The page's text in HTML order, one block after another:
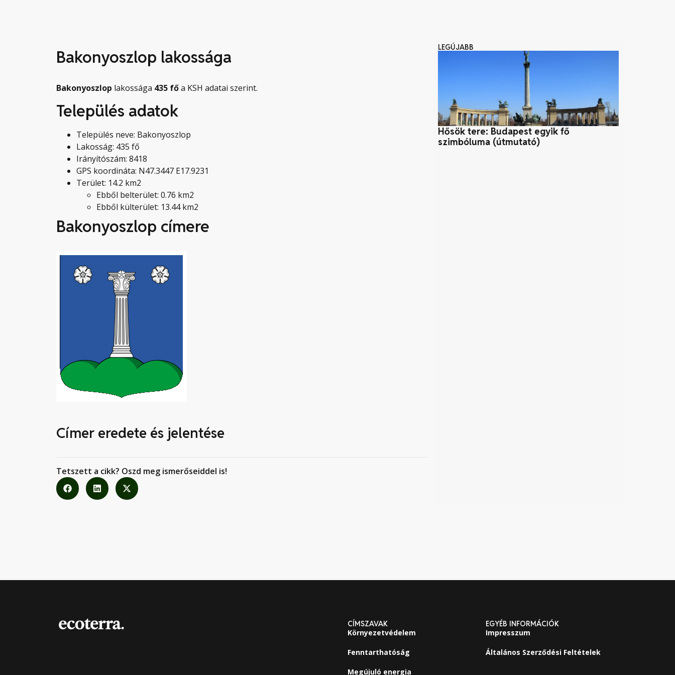
Bakonyoszlop lakossága
Bakonyoszlop lakossága 435 főa KSH adatai szerint.
Település adatok
Település neve: Bakonyoszlop
Lakosság: 435 fő
Irányítószám: 8418
GPS koordináta: N47.3447 E17.9231
Terület: 14.2 km2
Ebből belterület: 0.76 km2
Ebből külterület: 13.44 km2
Bakonyoszlop címere
Címer eredete és jelentése
Tetszett a cikk? Oszd meg ismerőseiddel is!
LEGÚJABB
Hősök tere: Budapest egyik fő
szimbóluma (útmutató)
CÍMSZAVAK
Környezetvédelem
Fenntarthatóság
Megújuló energia
EGYÉB INFORMÁCIÓK
Impresszum
Általános Szerződési Feltételek